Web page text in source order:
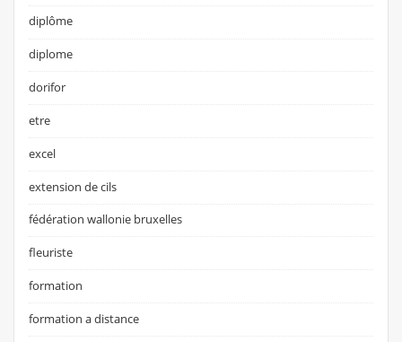
diplôme
diplome
dorifor
etre
excel
extension de cils
fédération wallonie bruxelles
fleuriste
formation
formation a distance